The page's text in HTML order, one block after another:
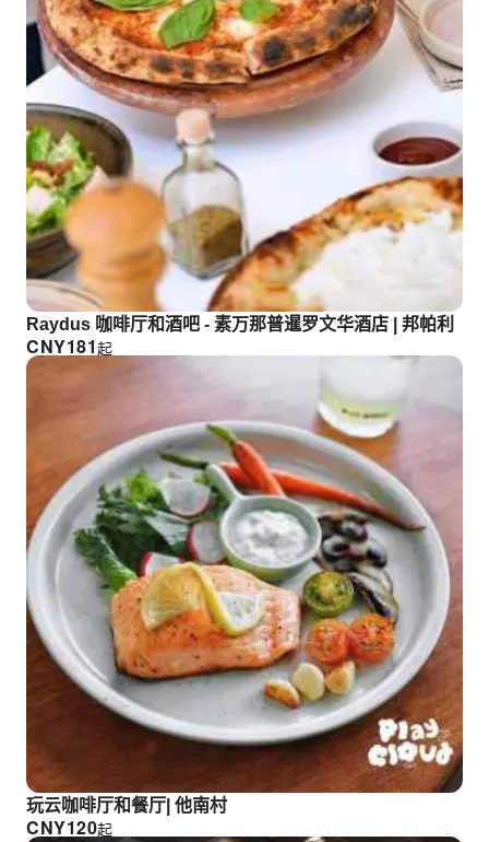
Raydus 咖啡厅和酒吧 - 素万那普暹罗文华酒店 | 邦帕利
CNY181起
玩云咖啡厅和餐厅| 他南村
CNY120起